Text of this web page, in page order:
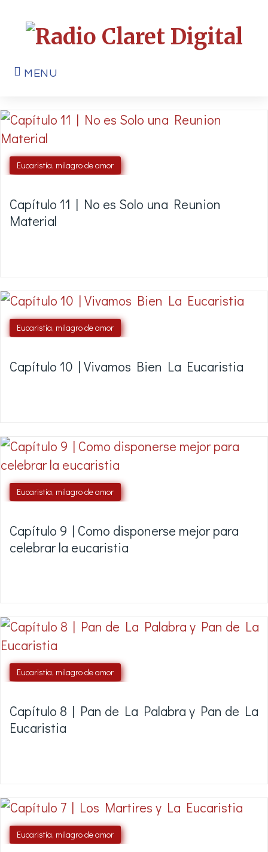
MENU
Eucaristía, milagro de amor
Capítulo 11 | No es Solo una Reunion
Material
Eucaristía, milagro de amor
Capítulo 10 | Vivamos Bien La Eucaristia
Eucaristía, milagro de amor
Capítulo 9 | Como disponerse mejor para
celebrar la eucaristia
Eucaristía, milagro de amor
Capítulo 8 | Pan de La Palabra y Pan de La
Eucaristia
Eucaristía, milagro de amor